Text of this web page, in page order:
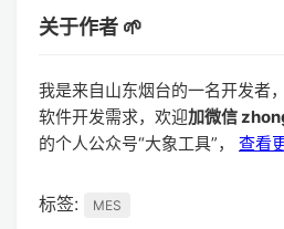
关于作者 🌱
我是来自山东烟台的一名开发者
软件开发需求，欢迎加微信
的个人公众号“大象工具”， 查看
标签: MES